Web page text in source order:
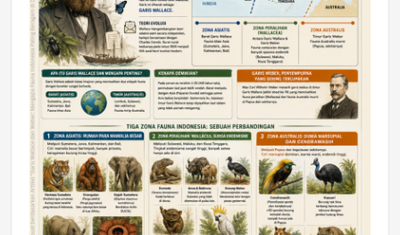
Jumat, 10 Jul 2026 19:01